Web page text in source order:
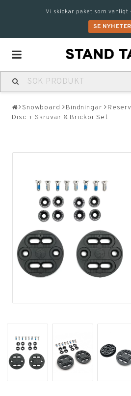
Vi skickar paket som
SE NYHETER
Toggle
navigation
Snowboard Bindningar
Disc + Skruvar & Brickor Set